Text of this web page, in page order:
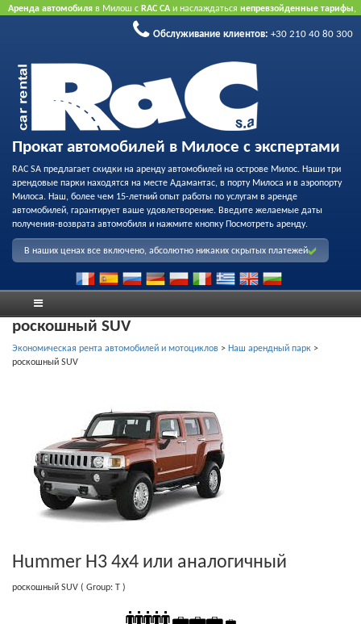
Аренда автомобиля в Милош с RAC CA и наслаждаться непревзойденные тарифы,
флот качества проката
принять преимущество нашего Интернет предлагает.Не нужна кредитная карта.
Обслуживание клиентов: +30 210 40 80 300
Прокат автомобилей в Милосе с экспертами
RAC SA предлагает скидки на аренду автомобилей на острове Милос. Наши три
арендовые парки находятся на месте Адамантас, в порту Милоса и в аэропорту
Милоса. Наш, более чем 15-летний опыт работы по услугам в аренде
автомобилей, гарантирует ваше удовлетворение. Введите желаемые даты
получения-возврата автомобиля и нажмите кнопку Посмотреть аренду.
В наших ценах все включено, абсолютно никаких скрытых платежей
роскошный SUV
Экономическая рента автомобилей и мотоциклов > Наш арендный парк >
роскошный SUV
Hummer H3 4x4 или аналогичный
роскошный SUV ( Group: T )